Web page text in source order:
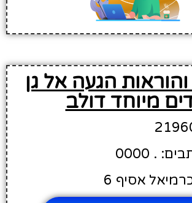
הגעה אל גן
מיוחד דולב
. 0000
אסיף 6